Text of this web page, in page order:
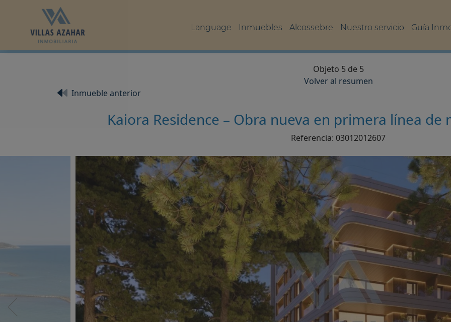
Language Inmuebles Alcossebre Nuestro servicio Guía
Objeto 5 de 5
Inmueble anterior
Volver al resumen
Kaiora Residence – Obra nueva en primera línea de
Referencia: 03012012607